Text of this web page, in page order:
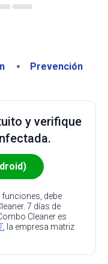
Prevención
y verifique
debe
7 días de
Cleaner es
, la empresa matriz